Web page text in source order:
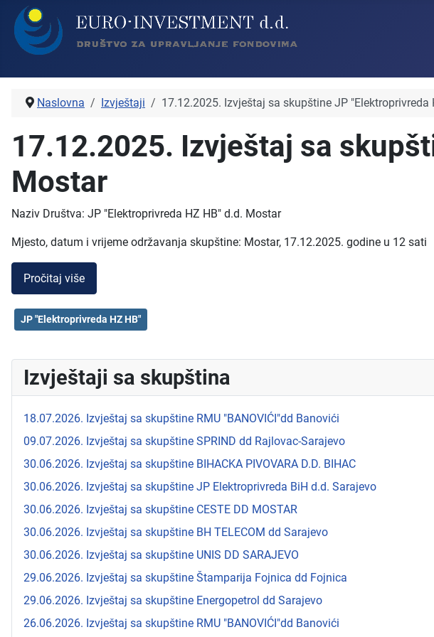
Naslovna Izvještaji 17.12.2025. Izvještaj sa skupštine JP "Elektroprivreda
17.12.2025. Izvještaj sa
Mostar
Naziv Društva: JP "Elektroprivreda HZ HB" d.d. Mostar
Mjesto, datum i vrijeme održavanja skupštine: Mostar, 17.12.2025. godine u 12 sati
Pročitaj više
JP "Elektroprivreda HZ HB"
Izvještaji sa skupština
18.07.2026. Izvještaj sa skupštine RMU "BANOVIĆI"dd Banovići
09.07.2026. Izvještaj sa skupštine SPRIND dd Rajlovac-Sarajevo
30.06.2026. Izvještaj sa skupštine BIHACKA PIVOVARA D.D. BIHAC
30.06.2026. Izvještaj sa skupštine JP Elektroprivreda BiH d.d. Sarajevo
30.06.2026. Izvještaj sa skupštine CESTE DD MOSTAR
30.06.2026. Izvještaj sa skupštine BH TELECOM dd Sarajevo
30.06.2026. Izvještaj sa skupštine UNIS DD SARAJEVO
29.06.2026. Izvještaj sa skupštine Štamparija Fojnica dd Fojnica
29.06.2026. Izvještaj sa skupštine Energopetrol dd Sarajevo
26.06.2026. Izvještaj sa skupštine RMU "BANOVIĆI"dd Banovići